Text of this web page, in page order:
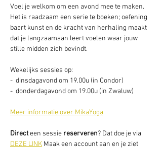
Voel je welkom om een avond mee te maken.
Het is raadzaam een serie te boeken; oefening
baart kunst en de kracht van herhaling maakt
dat je langzaamaan leert voelen waar jouw
stille midden zich bevindt.
Wekelijks sessies op:
-  dinsdagavond om 19.00u (in Condor)
-  donderdagavond om 19.00u (in Zwaluw)
Meer informatie over MikaYoga
Direct een sessie reserveren? Dat doe je via
DEZE LINK Maak een account aan en je ziet